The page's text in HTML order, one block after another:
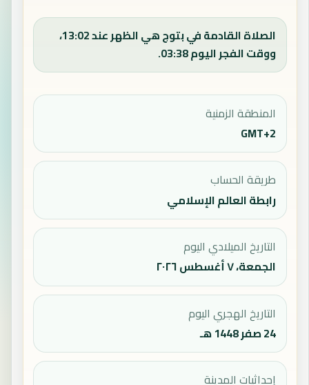
الصلاة القادمة في بتوج هي الظهر عند 13:02،
ووقت الفجر اليوم 03:38.
المنطقة الزمنية
GMT+2
طريقة الحساب
رابطة العالم الإسلامي
التاريخ الميلادي اليوم
الجمعة، ٧ أغسطس ٢٠٢٦
التاريخ الهجري اليوم
24 صفر 1448 هـ
إحداثيات المدينة